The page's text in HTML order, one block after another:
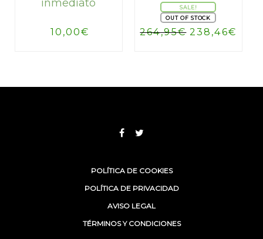
inmediato
10,00€
SALE!
OUT OF STOCK
264,95€ El
264,95€.
238,46€
POLÍTICA DE COOKIES
POLÍTICA DE PRIVACIDAD
AVISO LEGAL
TÉRMINOS Y CONDICIONES